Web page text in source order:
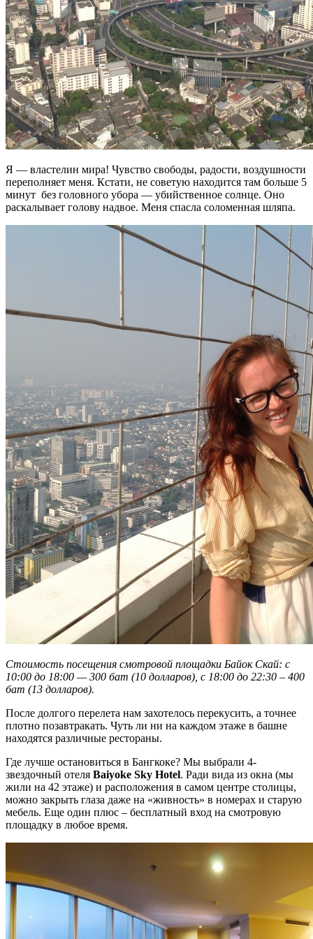
Я — властелин мира! Чувство свободы, радости, воздушности
переполняет меня. Кстати, не советую находится там больше 5
минут без головного убора — убийственное солнце. Оно
раскалывает голову надвое. Меня спасла соломенная шляпа.
Стоимость посещения смотровой площадки Байок Скай: с
10:00 до 18:00 — 300 бат (10 долларов), с 18:00 до 22:30 – 400
бат (13 долларов).
После долгого перелета нам захотелось перекусить, а точнее
плотно позавтракать. Чуть ли ни на каждом этаже в башне
находятся различные рестораны.
Где лучше остановиться в Бангкоке? Мы выбрали 4-
звездочный отеля Baiyoke Sky Hotel. Ради вида из окна (мы
жили на 42 этаже) и расположения в самом центре столицы,
можно закрыть глаза даже на «живность» в номерах и старую
мебель. Еще один плюс – бесплатный вход на смотровую
площадку в любое время.